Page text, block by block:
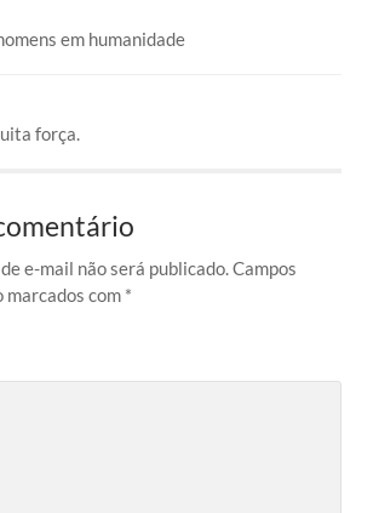
em humanidade
força.
e-mail não será publicado.Campos
com *